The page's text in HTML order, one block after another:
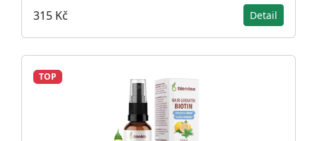
315 Kč Detail
TOP